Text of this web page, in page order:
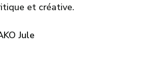
et créative.
Jule